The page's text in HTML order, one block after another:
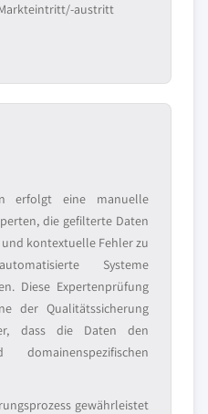
austritt
erfolgt eine manuelle
die gefilterte Daten
kontextuelle Fehler zu
Systeme
Diese Expertenprüfung
der Qualitätssicherung
dass die Daten den
domainenspezifischen
gewährleistet